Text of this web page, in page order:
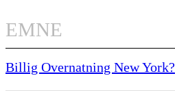
EMNE
Billig Overnatning New York?